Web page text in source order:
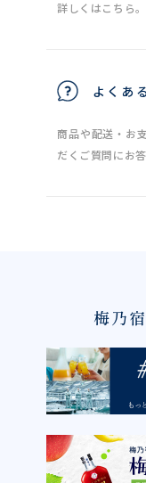
詳しくはこちら。
よくあ
商品や配送・お
だくご質問にお
梅乃